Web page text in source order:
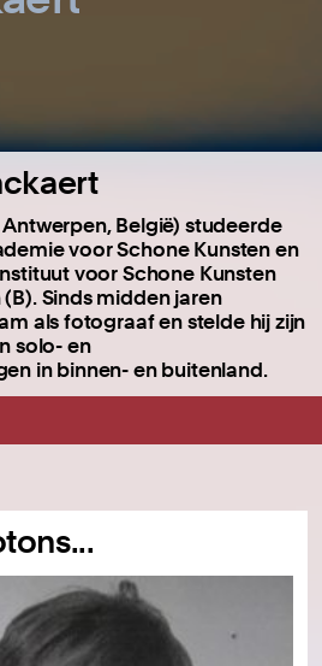
België) studeerde
voor Schone Kunsten en
voor Schone Kunsten
Sinds midden jaren
als fotograaf en stelde hij zijn
solo- en
in binnen- en buitenland.